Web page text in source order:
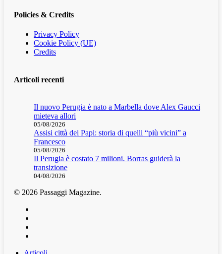
Policies & Credits
Privacy Policy
Cookie Policy (UE)
Credits
Articoli recenti
Il nuovo Perugia è nato a Marbella dove Alex Gaucci
mieteva allori
05/08/2026
Assisi città dei Papi: storia di quelli “più vicini” a
Francesco
05/08/2026
Il Perugia è costato 7 milioni. Borras guiderà la
transizione
04/08/2026
© 2026 Passaggi Magazine.